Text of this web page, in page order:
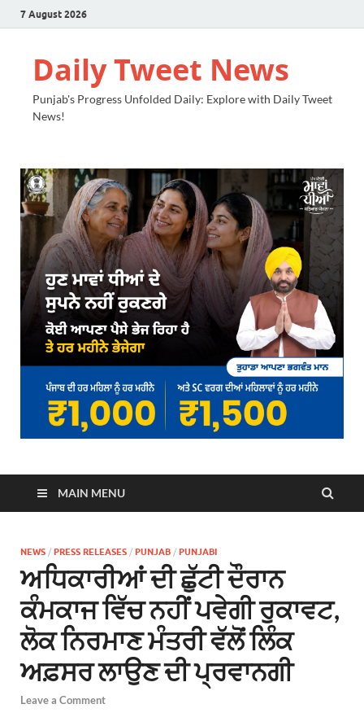
7 August 2026
Daily Tweet News
Punjab's Progress Unfolded Daily: Explore with Daily Tweet
News!
MAIN MENU
NEWS / PRESS RELEASES / PUNJAB / PUNJABI
ਅਧਿਕਾਰੀਆਂ ਦੀ ਛੁੱਟੀ ਦੌਰਾਨ
ਕੰਮਕਾਜ ਵਿੱਚ ਨਹੀਂ ਪਵੇਗੀ ਰੁਕਾਵਟ,
ਲੋਕ ਨਿਰਮਾਣ ਮੰਤਰੀ ਵੱਲੋਂ ਲਿੰਕ
ਅਫ਼ਸਰ ਲਾਉਣ ਦੀ ਪ੍ਰਵਾਨਗੀ
Leave a Comment